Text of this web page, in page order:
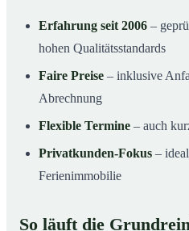
Erfahrung seit 2006 –
hohen Qualitätsstandards
Faire Preise – inklusive
Abrechnung
Flexible Termine – auch
Privatkunden-Fokus –
Ferienimmobilie
So läuft die